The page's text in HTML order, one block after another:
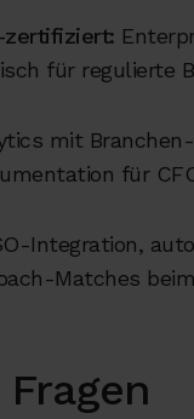
zertifiziert:
für regulierte
mit
für
Integration,
Matches